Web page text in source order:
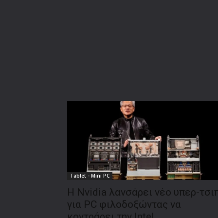
Tablet - Mini PC
Η Nvidia λανσάρει νέο υπερ-
για PC φιλοδοξώντας να